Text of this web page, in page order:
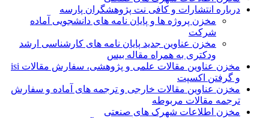
درباره انتشارات و کافی نت پژوهشگران پارسه
مخزن پروژه ها و پایان نامه های دانشجویی آماده
شرکت
مخزن عناوین جدید پایان نامه های کارشناسی ارشد
ودکتری به همراه مقاله بیس
مخزن عناوین مقالات علمی و پژوهشی، سفارش مقالات isi
و گرفتن اکسپت
مخزن عناوین مقالات خارجی و ترجمه های آماده و سفارش
ترجمه مقالات مربوطه
مخزن اطلاعات شهرک های صنعتی